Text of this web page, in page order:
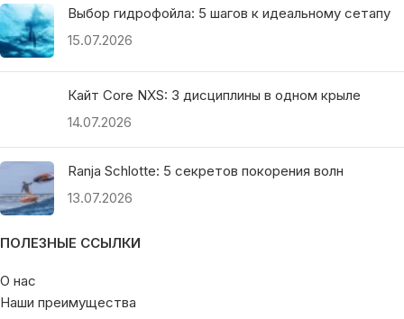
Выбор гидрофойла: 5 шагов к идеальному сетапу
15.07.2026
Кайт Core NXS: 3 дисциплины в одном крыле
14.07.2026
Ranja Schlotte: 5 секретов покорения волн
13.07.2026
ПОЛЕЗНЫЕ ССЫЛКИ
О нас
Наши преимущества